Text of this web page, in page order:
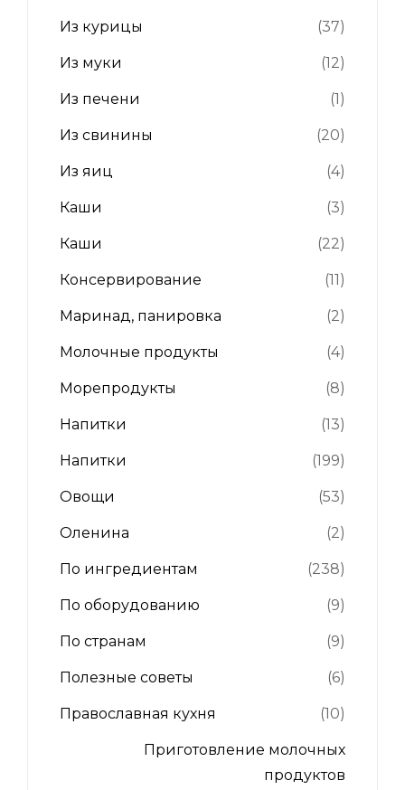
Из курицы (37)
Из муки (12)
Из печени (1)
Из свинины (20)
Из яиц (4)
Каши (3)
Каши (22)
Консервирование (11)
Маринад, панировка (2)
Молочные продукты (4)
Морепродукты (8)
Напитки (13)
Напитки (199)
Овощи (53)
Оленина (2)
По ингредиентам (238)
По оборудованию (9)
По странам (9)
Полезные советы (6)
Православная кухня (10)
Приготовление молочных
продуктов